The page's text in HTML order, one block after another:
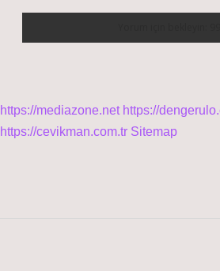
https://mediazone.net https://
https://cevikman.com.tr Sitemap